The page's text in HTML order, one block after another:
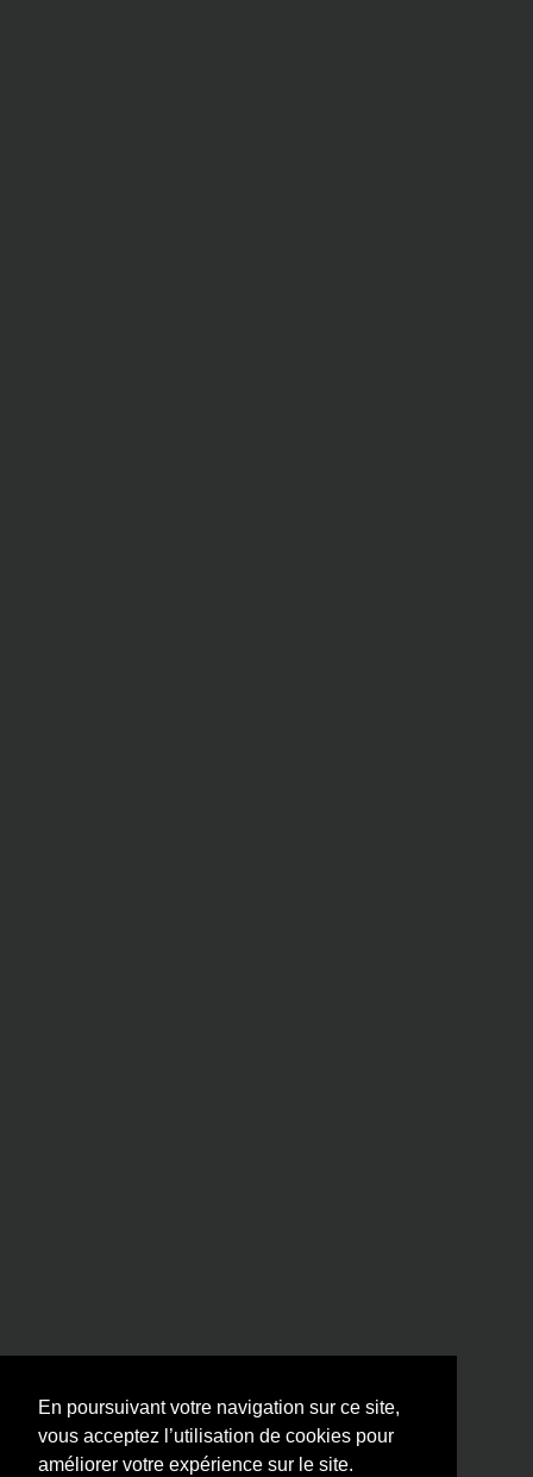
En poursuivant votre navigation sur ce site,
vous acceptez l’utilisation de cookies pour
améliorer votre expérience sur le site.